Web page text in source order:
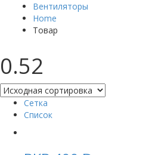
Вентиляторы
Home
Товар
0.52
Сетка
Список